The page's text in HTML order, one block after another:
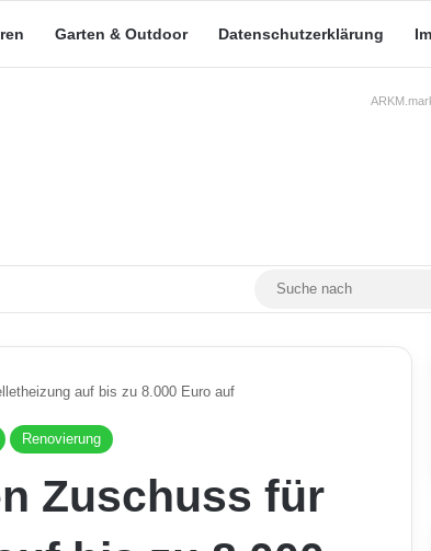
Garten & Outdoor Datenschutzerklärung
MastodonSkin umschalten
auf bis zu 8.000 Euro auf
Renovierung
Zuschuss für